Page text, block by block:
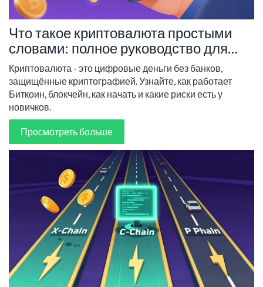
Что такое криптовалюта простыми
словами: полное руководство для
новичков
Криптовалюта - это цифровые деньги без банков,
защищённые криптографией. Узнайте, как работает
Биткоин, блокчейн, как начать и какие риски есть у
новичков.
Просмотреть больше